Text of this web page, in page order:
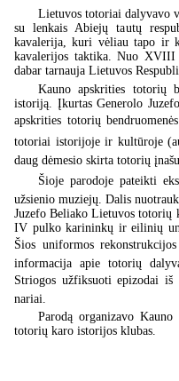
Lietuvos totoriai dalyvavo
su lenkais Abiejų tautų
kavalerija, kuri vėliau tapo ir
kavalerijos taktika. Nuo XVIII
dabar tarnauja Lietuvos
Kauno apskrities totorių
istoriją. Įkurtas Generolo
apskrities totorių
totoriai istorijoje ir kultūroje
daug dėmesio skirta totorių
Šioje parodoje pateikti
užsienio muziejų. Dalis
Juzefo Beliako Lietuvos totorių
IV pulko karininkų ir eilinių
Šios uniformos
informacija apie totorių
Striogos užfiksuoti epizodai iš
nariai.
Parodą organizavo
totorių karo istorijos klubas.